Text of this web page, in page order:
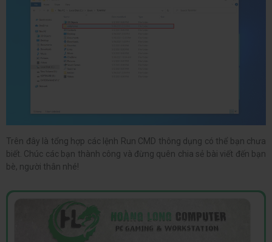
Trên đây là tổng hợp các lệnh Run CMD thông dụng có thể bạn chưa
biết. Chúc các bạn thành công và đừng quên chia sẻ bài viết đến bạn
bè, người thân nhé!